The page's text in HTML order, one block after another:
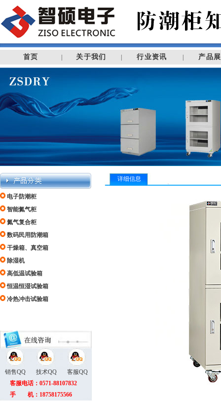
首页 关于我们 行业资讯 产品
电子防潮柜
智能氮气柜
氮气复合柜
数码民用防潮箱
干燥箱、真空箱
除湿机
高低温试验箱
恒温恒湿试验箱
冷热冲击试验箱
销售QQ 技术QQ
客服QQ
客服电话：0571-88107832
手 机：18758175566
详细信息